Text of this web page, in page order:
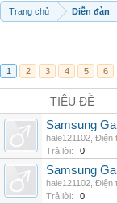
Trang chủ Diễn đàn
1 2 3 4 5 6
TIÊU ĐỀ
Samsung
hale121102 Điện
Trả lời:
0
Samsung
hale121102 Điện
Trả lời:
0